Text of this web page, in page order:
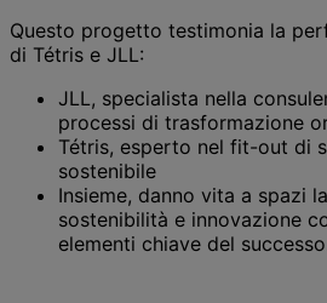
Questo progetto testimonia la
di Tétris e JLL:
JLL, specialista nella
processi di trasformazione
Tétris, esperto nel fit-out di
sostenibile
Insieme, danno vita a spazi
sostenibilità e innovazione
elementi chiave del